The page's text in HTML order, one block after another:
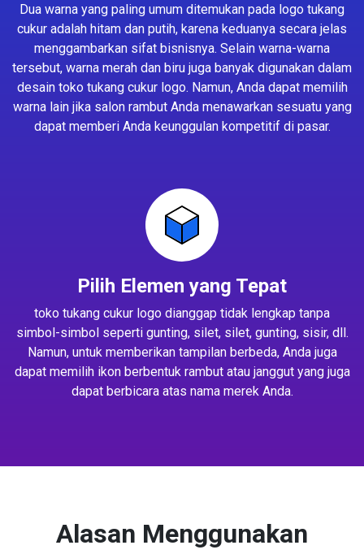
Dua warna yang paling umum ditemukan pada logo tukang
cukur adalah hitam dan putih, karena keduanya secara jelas
menggambarkan sifat bisnisnya. Selain warna-warna
tersebut, warna merah dan biru juga banyak digunakan dalam
desain toko tukang cukur logo. Namun, Anda dapat memilih
warna lain jika salon rambut Anda menawarkan sesuatu yang
dapat memberi Anda keunggulan kompetitif di pasar.
Pilih Elemen yang Tepat
toko tukang cukur logo dianggap tidak lengkap tanpa
simbol-simbol seperti gunting, silet, silet, gunting, sisir, dll.
Namun, untuk memberikan tampilan berbeda, Anda juga
dapat memilih ikon berbentuk rambut atau janggut yang juga
dapat berbicara atas nama merek Anda.
Alasan Menggunakan